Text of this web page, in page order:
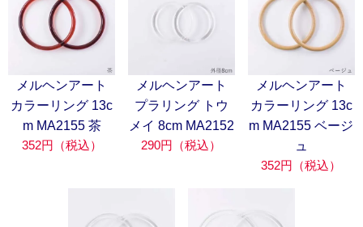
メルヘンアート
カラーリング 13c
m MA2155 茶
352円（税込）
メルヘンアート
プラリング トウ
メイ 8cm MA2152
290円（税込）
メルヘンアート
カラーリング 13c
m MA2155 ベージ
ュ
352円（税込）